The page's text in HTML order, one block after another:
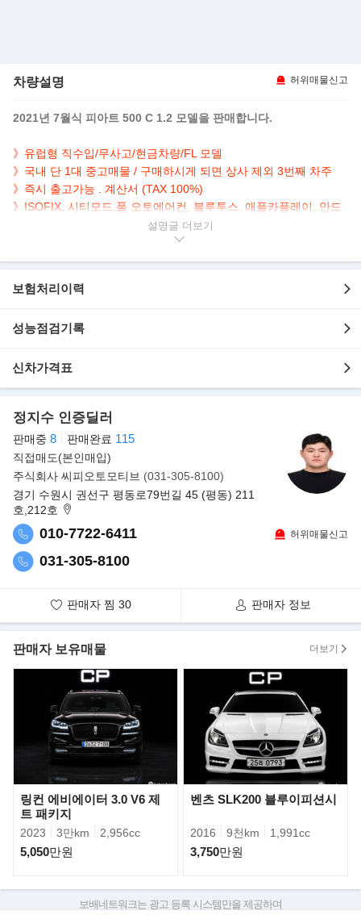
차량설명 허위매물신고
2021년 7월식 피아트 500 C 1.2 모델을 판매합니다.
》유럽형 직수입/무사고/현금차량/FL 모델
》국내 단 1대 중고매물 / 구매하시게 되면 상사 제외 3번째 차주
》즉시 출고가능 . 계산서 (TAX 100%)
》ISOFIX, 시티모드,풀 오토에어컨, 블루투스, 애플카플레이, 안드
로이드오토, 우적감지 와이퍼 옵션
》키 2개 (스마트키1, 열쇠키1) - 메뉴얼 有 / 룸미러 거치형 후방카
메라 - 블랙박스 - 하이패스 有
▶본 차량상태..
- 무사고 운행
- 연식대비 짧은주행
- 깔끔하게 관리된 내/외관 보유
- 이탈리아 감성 패션 오픈 스포츠카
▶피아트 '500 C' 부분변경..
차체 사이즈는 전장3.55m*전폭1.64m*전고1.55m로 국내의 현대'모
닝'보다 약간 큰 크기를 가지고 있습니다.
카브리올레의 루프 색상은 아이보리, 레드, 블랙의 3가지 중에 선택
이 가능한데요 무엇보다도 중요한 것은
대다수의 카브리올레(컨버터블) 버전은 지붕을 접게 되면, 사실상
하지만, 500C의 경우 평행사변형의 경첩방식으로 접히기 때문에,
1.2 가솔린, 1.3 디젤 모델이 나온다.
설명글
보험처리이력
성능점검기록
신차가격표
정지수 인증딜러
판매중 8 판매완료 115
직접매도(본인매입)
주식회사 씨피오토모티브 (031-305-8100)
경기 수원시 권선구 평동로79번길 45 (평동) 211
호,212호
010-7722-6411
031-305-8100
허위매물신고
판매자 찜 30 판매자 정보
판매자 보유매물 더보기
링컨 에비에이터 3.0 V6 제
트 패키지
2023 3만km 2,956cc
5,050만원
벤츠 SLK200 블루이피션시
2016 9천km 1,991cc
3,750만원
보배네트워크는 광고 등록 시스템만을 제공하며